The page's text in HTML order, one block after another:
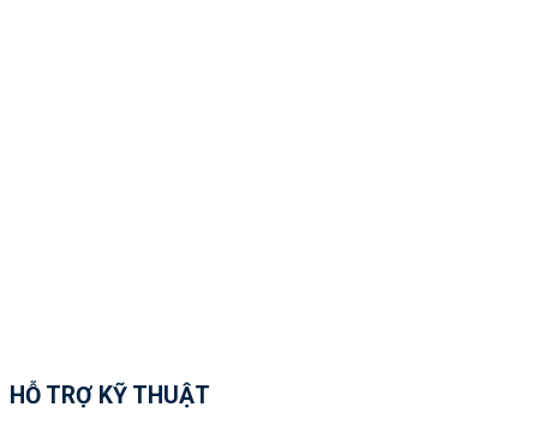
HỖ TRỢ KỸ THUẬT